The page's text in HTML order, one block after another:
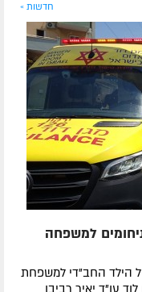
חדשות »
למשפחה
הילד החב"די למשפחת